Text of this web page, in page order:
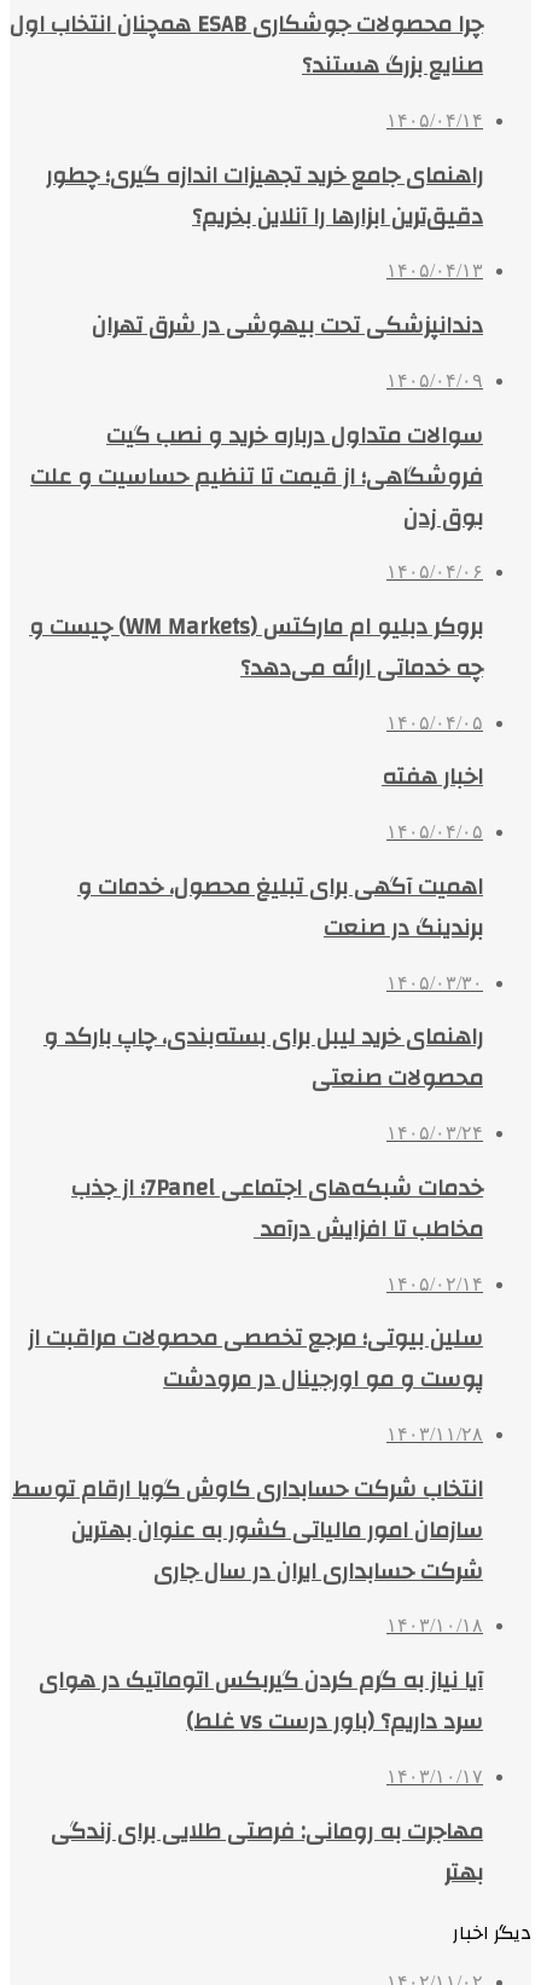
چرا محصولات جوشکاری ESAB همچنان انتخاب اول
صنایع بزرگ هستند؟
۱۴۰۵/۰۴/۱۴
راهنمای جامع خرید تجهیزات اندازه گیری؛ چطور
دقیق‌ترین ابزارها را آنلاین بخریم؟
۱۴۰۵/۰۴/۱۳
دندانپزشکی تحت بیهوشی در شرق تهران
۱۴۰۵/۰۴/۰۹
سوالات متداول درباره خرید و نصب گیت
فروشگاهی؛ از قیمت تا تنظیم حساسیت و علت
بوق زدن
۱۴۰۵/۰۴/۰۶
بروکر دبلیو ام مارکتس (WM Markets) چیست و
چه خدماتی ارائه می‌دهد؟
۱۴۰۵/۰۴/۰۵
اخبار هفته
۱۴۰۵/۰۴/۰۵
اهمیت آگهی برای تبلیغ محصول، خدمات و
برندینگ در صنعت
۱۴۰۵/۰۳/۳۰
راهنمای خرید لیبل برای بسته‌بندی، چاپ بارکد و
محصولات صنعتی
۱۴۰۵/۰۳/۲۴
خدمات شبکه‌های اجتماعی 7Panel؛ از جذب
مخاطب تا افزایش درآمد
۱۴۰۵/۰۲/۱۴
سلین بیوتی؛ مرجع تخصصی محصولات مراقبت از
پوست و مو اورجینال در مرودشت
۱۴۰۳/۱۱/۲۸
انتخاب شرکت حسابداری کاوش گویا ارقام توسط
سازمان امور مالیاتی کشور به عنوان بهترین
شرکت حسابداری ایران در سال جاری
۱۴۰۳/۱۰/۱۸
آیا نیاز به گرم کردن گیربکس اتوماتیک در هوای
سرد داریم؟ (باور درست vs غلط)
۱۴۰۳/۱۰/۱۷
مهاجرت به رومانی: فرصتی طلایی برای زندگی
بهتر
دیگر اخبار